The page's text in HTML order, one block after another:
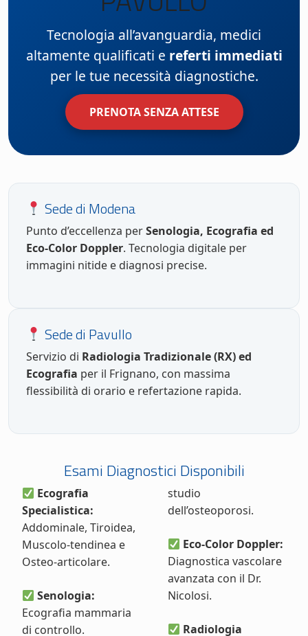
Tecnologia all’avanguardia, medici
altamente qualificati e referti immediati
per le tue necessità diagnostiche.
PRENOTA SENZA ATTESE
Sede di Modena
Punto d’eccellenza perSenologia, Ecografia ed
Eco-Color Doppler. Tecnologia digitale per
immagini nitide e diagnosi precise.
Sede di Pavullo
Servizio di Radiologia Tradizionale (RX) ed
Ecografia per il Frignano, con massima
flessibilità di orario e refertazione rapida.
Esami Diagnostici Disponibili
Ecografia
Specialistica:
Addominale, Tiroidea,
Muscolo-tendinea e
Osteo-articolare.
Senologia:
Ecografia mammaria
di controllo.
studio
dell’osteoporosi.
Eco-Color Doppler:
Diagnostica vascolare
avanzata con il Dr.
Nicolosi.
Radiologia